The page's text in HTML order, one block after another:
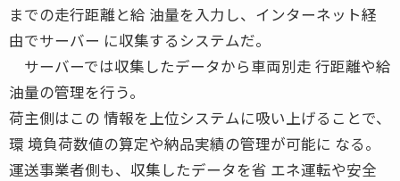
までの走行距離と給 油量を入力し、インターネット経
由でサーバー に収集するシステムだ。
サーバーでは収集したデータから車両別走 行距離や給
油量の管理を行う。
荷主側はこの 情報を上位システムに吸い上げることで、
環 境負荷数値の算定や納品実績の管理が可能に なる。
運送事業者側も、収集したデータを省 エネ運転や安全